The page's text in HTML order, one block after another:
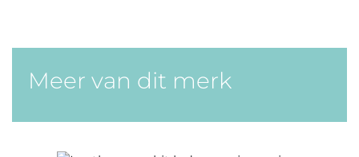
Meer van dit merk